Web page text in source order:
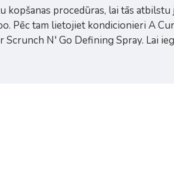
procedūras, lai tās atbilstu
Pēc tam lietojiet kondicionieri A
N' Go Defining Spray. Lai